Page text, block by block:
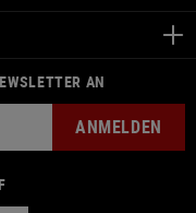
AN
ANMELDEN